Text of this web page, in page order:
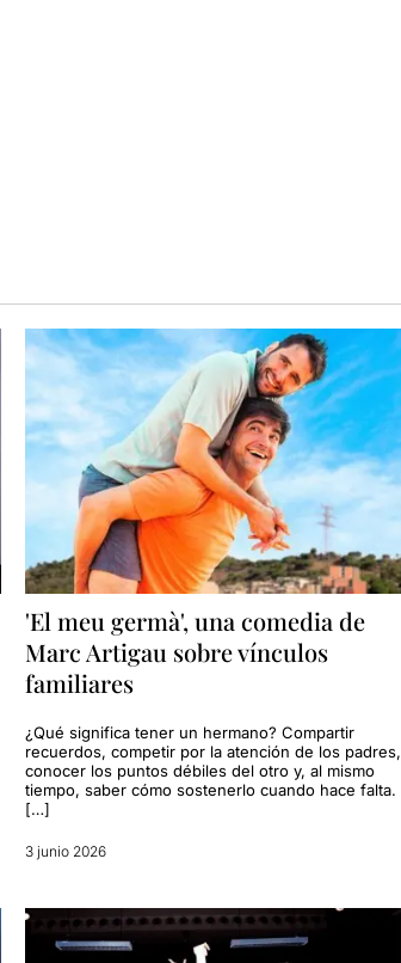
'El meu germà', una comedia de
Marc Artigau sobre vínculos
familiares
¿Qué significa tener un hermano? Compartir
recuerdos, competir por la atención de los padres,
conocer los puntos débiles del otro y, al mismo
tiempo, saber cómo sostenerlo cuando hace falta.
[…]
3 junio 2026